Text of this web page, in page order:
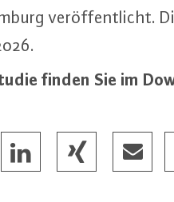
ver­öf­fent­licht.
finden Sie im